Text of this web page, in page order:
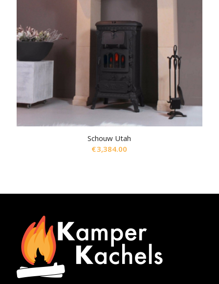
Schouw Utah
€3,384.00